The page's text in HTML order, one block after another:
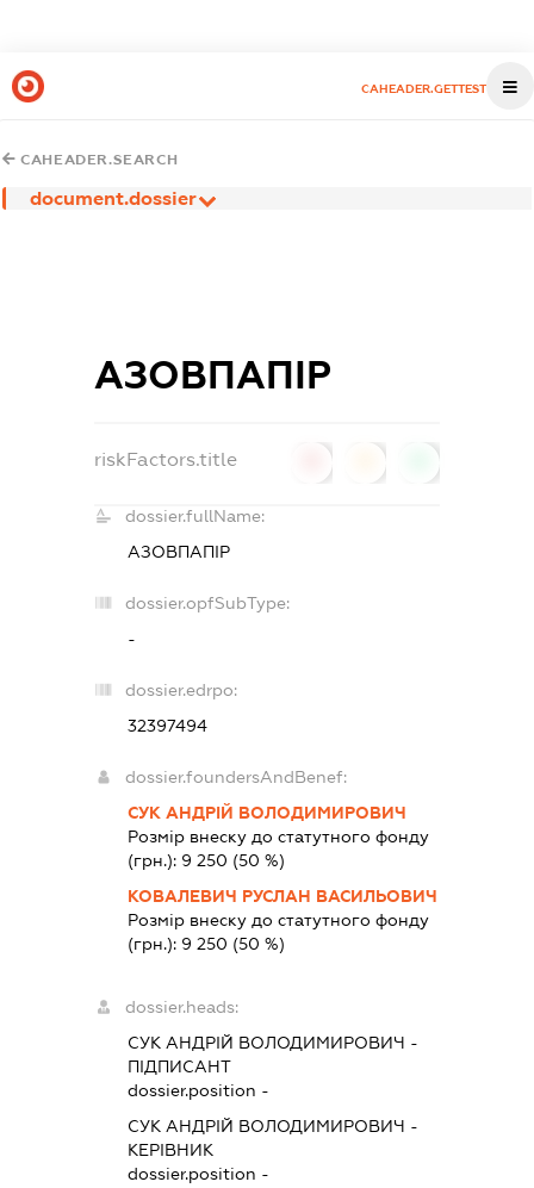
CAHEADER.GETTEST
CAHEADER.SEARCH
document.dossier
АЗОВПАПІР
riskFactors.title
dossier.fullName:
АЗОВПАПІР
dossier.opfSubType:
-
dossier.edrpo:
32397494
dossier.foundersAndBenef:
СУК АНДРІЙ ВОЛОДИМИРОВИЧ
Розмір внеску до статутного фонду
(грн.): 9 250 (50 %)
КОВАЛЕВИЧ РУСЛАН ВАСИЛЬОВИЧ
Розмір внеску до статутного фонду
(грн.): 9 250 (50 %)
dossier.heads:
СУК АНДРІЙ ВОЛОДИМИРОВИЧ -
ПІДПИСАНТ
dossier.position -
СУК АНДРІЙ ВОЛОДИМИРОВИЧ -
КЕРІВНИК
dossier.position -